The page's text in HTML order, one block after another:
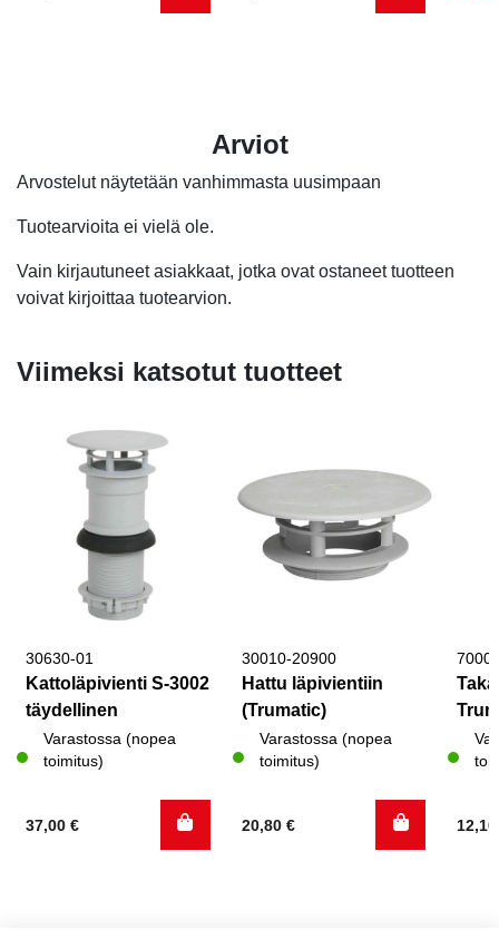
Arviot
Arvostelut näytetään vanhimmasta uusimpaan
Tuotearvioita ei vielä ole.
Vain kirjautuneet asiakkaat, jotka ovat ostaneet tuotteen
voivat kirjoittaa tuotearvion.
Viimeksi katsotut tuotteet
30630-01
Kattoläpivienti S-3002
täydellinen
Varastossa (nopea
toimitus)
37,00 €
30010-20900
Hattu läpivientiin
(Trumatic)
Varastossa (nopea
toimitus)
20,80 €